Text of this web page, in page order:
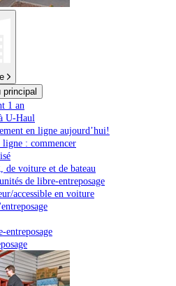
principal
1 an
U-Haul
en ligne aujourd’hui!
ligne : commencer
de voiture et de bateau
de libre-entreposage
accessible en voiture
entreposage